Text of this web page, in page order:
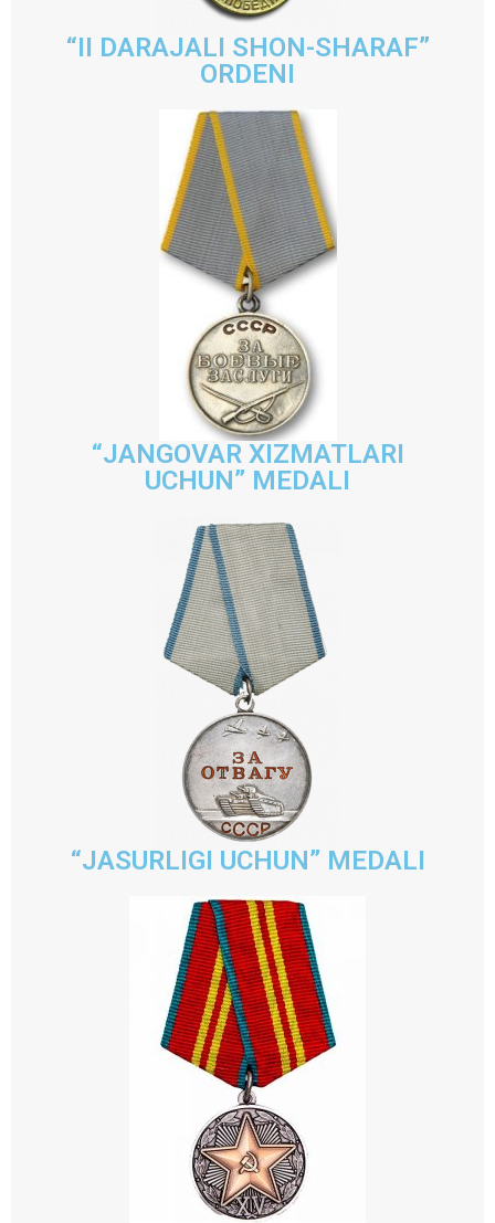
“II DARAJALI SHON-SHARAF”
ORDENI
“JANGOVAR XIZMATLARI
UCHUN” MEDALI
“JASURLIGI UCHUN” MEDALI